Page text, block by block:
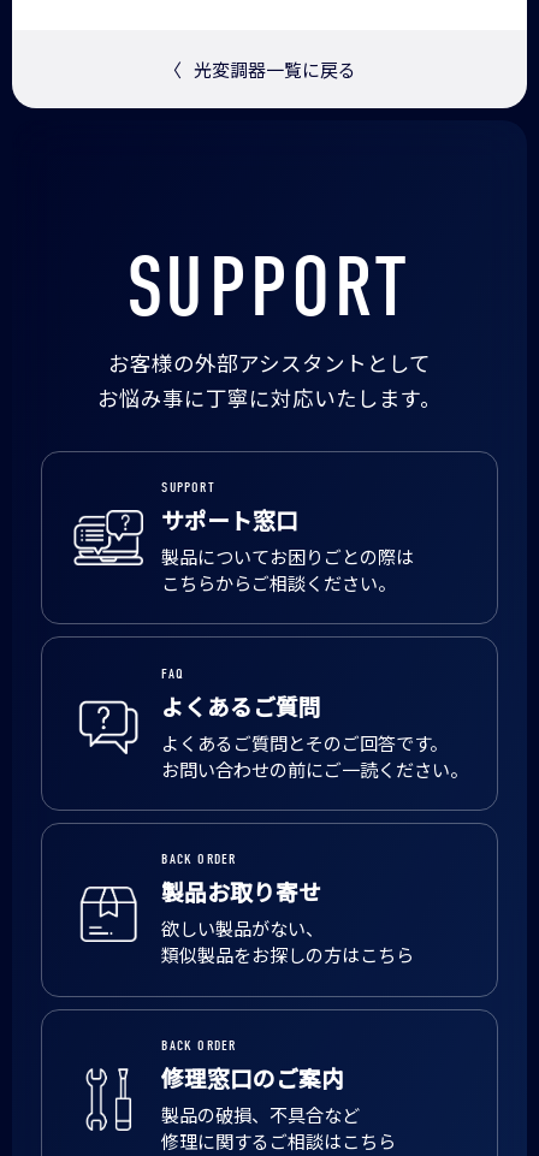
〈 光変調器一覧に戻る
SUPPORT
お客様の外部アシスタントとして
お悩み事に丁寧に対応いたします。
SUPPORT
サポート窓口
製品についてお困りごとの際は
こちらからご相談ください。
FAQ
よくあるご質問
よくあるご質問とそのご回答です。
お問い合わせの前にご一読ください。
BACK ORDER
製品お取り寄せ
欲しい製品がない、
類似製品をお探しの方はこちら
BACK ORDER
修理窓口のご案内
製品の破損、不具合など
修理に関するご相談はこちら